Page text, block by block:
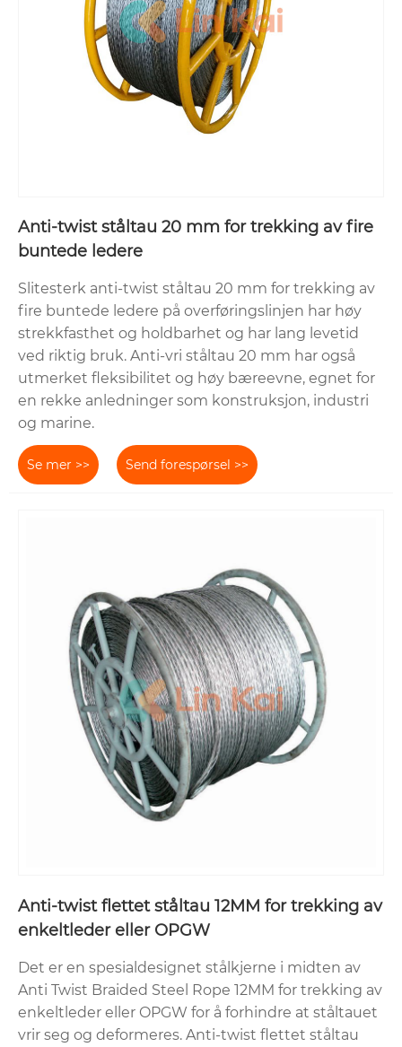
Anti-twist ståltau 20 mm for trekking av fire
buntede ledere
Slitesterk anti-twist ståltau 20 mm for trekking av
fire buntede ledere på overføringslinjen har høy
strekkfasthet og holdbarhet og har lang levetid
ved riktig bruk. Anti-vri ståltau 20 mm har også
utmerket fleksibilitet og høy bæreevne, egnet for
en rekke anledninger som konstruksjon, industri
og marine.
Se mer >> Send forespørsel >>
Anti-twist flettet ståltau 12MM for trekking av
enkeltleder eller OPGW
Det er en spesialdesignet stålkjerne i midten av
Anti Twist Braided Steel Rope 12MM for trekking av
enkeltleder eller OPGW for å forhindre at ståltauet
vrir seg og deformeres. Anti-twist flettet ståltau